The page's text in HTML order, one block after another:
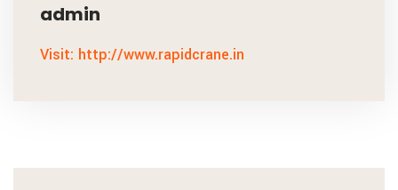
admin
Visit: http://www.rapidcrane.in